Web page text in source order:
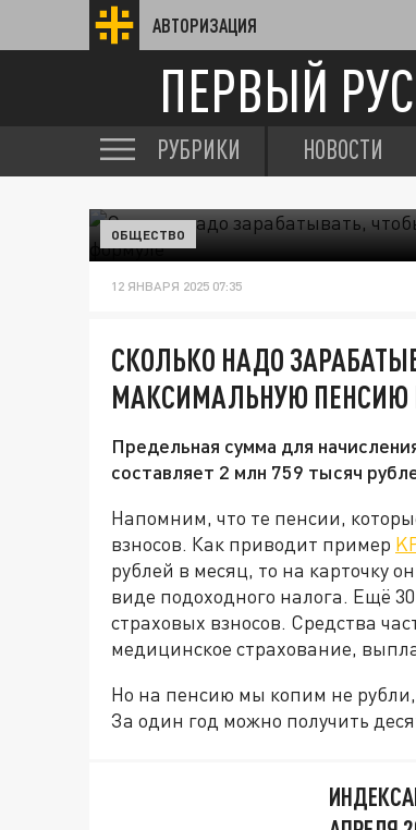
АВТОРИЗАЦИЯ
ПЕРВЫЙ
РУБРИКИ НОВОСТИ
ОБЩЕСТВО
12 ЯНВАРЯ 2025 07:35
СКОЛЬКО НАДО
МАКСИМАЛЬНУЮ ПЕНСИЮ
Предельная сумма для
составляет 2 млн 759 тысяч
Напомним, что те пенсии,
взносов. Как приводит пример
рублей в месяц, то на карточку
виде подоходного налога. Ещё
страховых взносов. Средства
медицинское страхование,
Но на пенсию мы копим не
За один год можно получить